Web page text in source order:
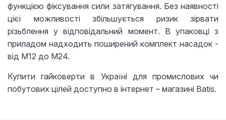
функцією фіксування сили затягування. Без наявності
цієї можливості збільшується ризик зірвати
різьблення у відповідальний момент. В упаковці з
приладом надходить поширений комплект насадок -
від М12 до М24.
Купити гайковерти в Україні для промислових чи
побутових цілей доступно в інтернет – магазині Batis.